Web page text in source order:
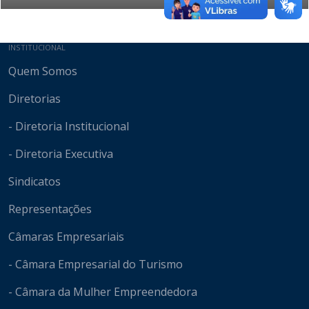
Mapa do site
INSTITUCIONAL
Quem Somos
Diretorias
- Diretoria Institucional
- Diretoria Executiva
Sindicatos
Representações
Câmaras Empresariais
- Câmara Empresarial do Turismo
- Câmara da Mulher Empreendedora